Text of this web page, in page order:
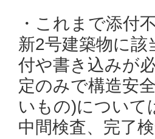
・これまで添付
新2号建築物に
付や書き込みが
定のみで構造安
いもの)について
中間検査、完了